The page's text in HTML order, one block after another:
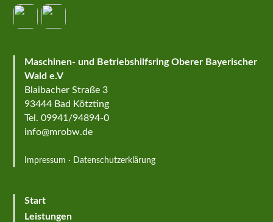
Maschinen- und Betriebshilfsring Oberer Bayerischer
Wald e.V
Blaibacher Straße 3
93444 Bad Kötzting
Tel. 09941/94894-0
info@mrobw.de
Impressum · Datenschutzerklärung
Start
Leistungen